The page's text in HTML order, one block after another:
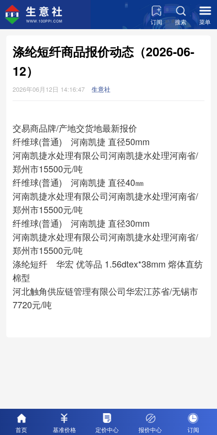
订阅 搜索 菜单
涤纶短纤商品报价动态（2026-06-
12）
2026年06月12日 14:16:47 生意社
交易商品牌/产地交货地最新报价
纤维球(普通) 河南凯捷 直径50mm
河南凯捷水处理有限公司河南凯捷水处理河南省/
郑州市15500元/吨
纤维球(普通) 河南凯捷 直径40㎜
河南凯捷水处理有限公司河南凯捷水处理河南省/
郑州市15500元/吨
纤维球(普通) 河南凯捷 直径30mm
河南凯捷水处理有限公司河南凯捷水处理河南省/
郑州市15500元/吨
涤纶短纤 华宏 优等品 1.56dtex*38mm 熔体直纺
棉型
河北触角供应链管理有限公司华宏江苏省/无锡市
7720元/吨
首页 基准价格 定价中心 报价中心 订阅